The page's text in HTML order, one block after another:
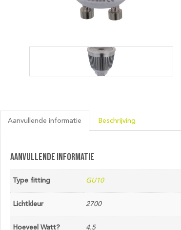
Aanvullende informatie Beschrijving
Aanvullende informatie
Type fitting GU10
Lichtkleur 2700
Hoeveel Watt? 4.5